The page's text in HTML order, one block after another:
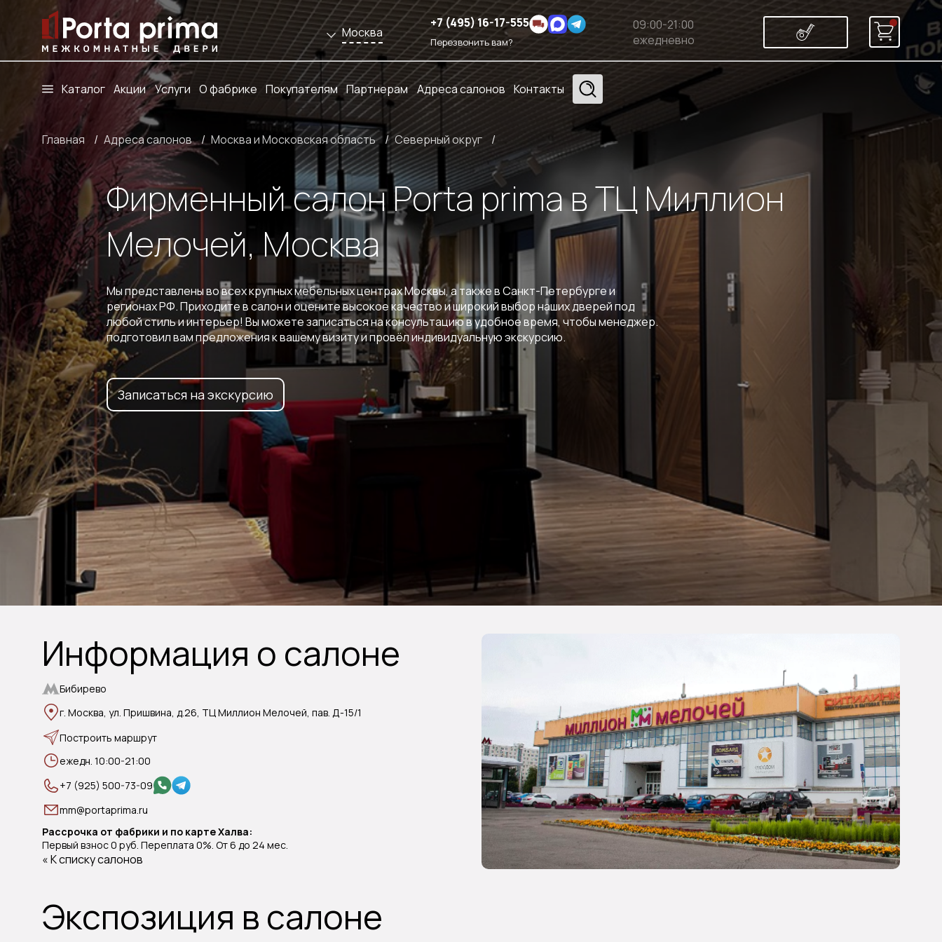
Москва
+7 (495) 16-17-555
Перезвонить вам?
09:00-21:00
ежедневно
Каталог Акции Услуги О фабрике Покупателям Партнерам Адреса салонов Контакты
Главная / Адреса салонов / Москва и Московская область / Северный округ /
Фирменный салон Porta prima в ТЦ Миллион
Мелочей, Москва
Мы представлены во всех крупных мебельных центрах Москвы, а также в Санкт-Петербурге и
регионах РФ. Приходите в салон и оцените высокое качество и широкий выбор наших дверей под
любой стиль и интерьер! Вы можете записаться на консультацию в удобное время, чтобы менеджер.
подготовил вам предложения к вашему визиту и провёл индивидуальную экскурсию.
Записаться на экскурсию
Информация о салоне
Бибирево
г. Москва, ул. Пришвина, д.26, ТЦ Миллион Мелочей, пав. Д-15/1
Построить маршрут
ежедн. 10:00-21:00
+7 (925) 500-73-09
mm@portaprima.ru
Рассрочка от фабрики и по карте Халва:
Первый взнос 0 руб. Переплата 0%. От 6 до 24 мес.
« К списку салонов
Экспозиция в салоне